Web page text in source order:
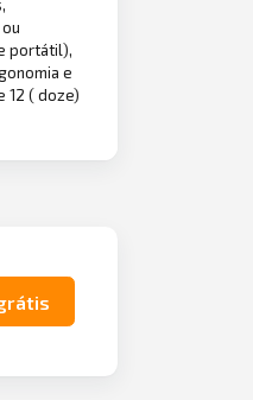
portátil),
e
12 ( doze)